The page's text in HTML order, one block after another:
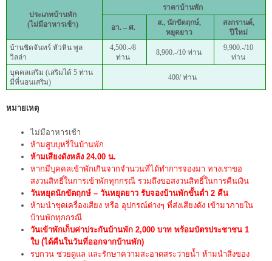
ประเภทบ้านพัก
(ไม่มีอาหารเช้า)
ราคาบ้านพัก
อา. – ศ.
ส., นักขัตฤกษ์,
หยุดยาว
สงกรานต์,
ปีใหม่
บ้านชิดจันทร์ หัวหิน พูล
วิลล่า
4,500.-/8
ท่าน
8,900.-/10 ท่าน
9,900.-/10
ท่าน
บุคคลเสริม (เสริมได้ 5 ท่าน
มีที่นอนเสริม)
400/ ท่าน
หมายเหตุ
ไม่มีอาหารเช้า
ห้ามสูบบุหรี่ในบ้านพัก
ห้ามเสียงดังหลัง 24.00 น.
หากมีบุคคลเข้าพักเกินจากจำนวนที่ได้ทำการจองมา ทางเราขอ
สงวนสิทธิ์ในการเข้าพักทุกกรณี รวมถึงขอสงวนสิทธิ์ในการคืนเงิน
วันหยุดนักขัตฤกษ์ – วันหยุดยาว รับจองบ้านพักขั้นต่ำ 2 คืน
ห้ามนำชุดเครื่องเสียง หรือ อุปกรณ์ต่างๆ ที่ส่งเสียงดัง เข้ามาภายใน
บ้านพักทุกกรณี
วันเข้าพักเก็บค่าประกันบ้านพัก 2,000 บาท พร้อมบัตรประชาชน 1
ใบ (ได้คืนในวันที่ออกจากบ้านพัก)
รบกวน ช่วยดูแล และรักษาความสะอาดสระว่ายน้ำ ห้ามนำสิ่งของ